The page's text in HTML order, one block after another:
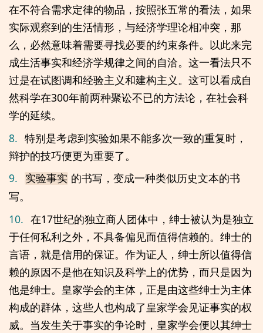
在不符合需求定律的物品，按照张五常的看法，如果
实际观察到的生活情形，与经济学理论相冲突，那
么，必然意味着需要寻找必要的约束条件。以此来完
成生活事实和经济学规律之间的自洽。这一看法只不
过是在试图调和经验主义和建构主义。这可以看成自
然科学在300年前两种聚讼不已的方法论，在社会科
学的延续。
8. 特别是考虑到实验如果不能多次一致的重复时，
辩护的技巧便更为重要了。
9.
实验事实 的书写，变成一种类似历史文本的书
写。
10. 在17世纪的独立商人团体中，绅士被认为是独立
于任何私利之外，不具备偏见而值得信赖的。绅士的
言语，就是信用的保证。作为证人，绅士所以值得信
赖的原因不是他在知识及科学上的优势，而只是因为
他是绅士。皇家学会的主体，正是由这些绅士为主体
构成的群体，这些人也构成了皇家学会见证事实的权
威。当发生关于事实的争论时，皇家学会便以其绅士